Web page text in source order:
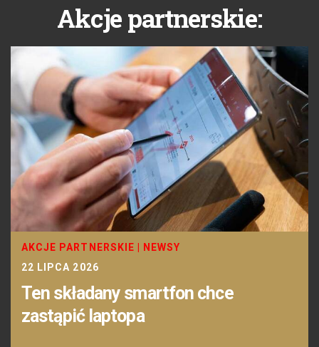
Akcje partnerskie:
AKCJE PARTNERSKIE
NEWSY
22 LIPCA 2026
Ten składany smartfon chce
zastąpić laptopa